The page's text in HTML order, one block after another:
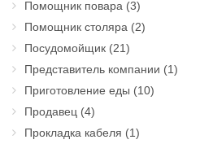
Помощник повара (3)
Помощник столяра (2)
Посудомойщик (21)
Представитель компании (1)
Приготовление еды (10)
Продавец (4)
Прокладка кабеля (1)